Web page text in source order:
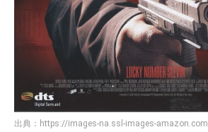
出典： https://images-na.ssl-images-amazon.com